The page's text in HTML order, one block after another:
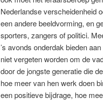
Nederlandse verscheidenheid
een andere beeldvorming, en
sporters, zangers of politici.
’s avonds onderdak bieden
niet vergeten worden om de
door de jongste generatie die
hoe meer van hen werk doen
een positieve bijdrage, hoe